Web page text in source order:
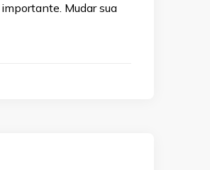
Mudar sua